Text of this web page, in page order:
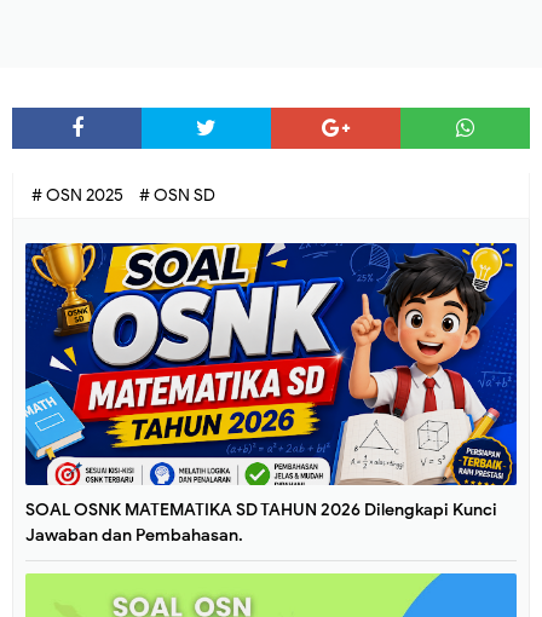
# OSN 2025 # OSN SD
SOAL OSNK MATEMATIKA SD TAHUN 2026 Dilengkapi Kunci
Jawaban dan Pembahasan.